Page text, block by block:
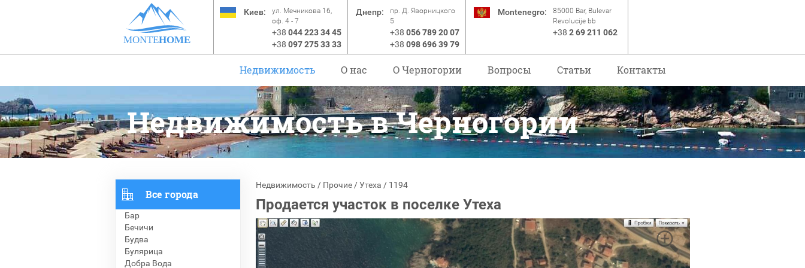
MONTEHOME
Киев:
ул. Мечникова 16,
оф. 4 - 7
+38 044 223 34 45
+38 097 275 33 33
Днепр:
пр. Д. Яворницкого
5
+38 056 789 20 07
+38 098 696 39 79
Montenegro:
85000 Bar, Bulevar
Revolucije bb
+38 2 69 211 062
Недвижимость О нас O Черногории Вопросы Статьи Контакты
Недвижимость в Черногории
Все города
Бар
Бечичи
Будва
Булярица
Добра Вода
Недвижимость / Прочие /Утеха / 1194
Продается участок в поселке Утеха